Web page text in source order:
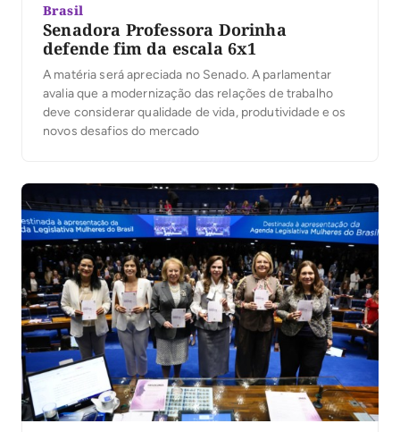
Brasil
Senadora Professora Dorinha
defende fim da escala 6x1
A matéria será apreciada no Senado. A parlamentar
avalia que a modernização das relações de trabalho
deve considerar qualidade de vida, produtividade e os
novos desafios do mercado